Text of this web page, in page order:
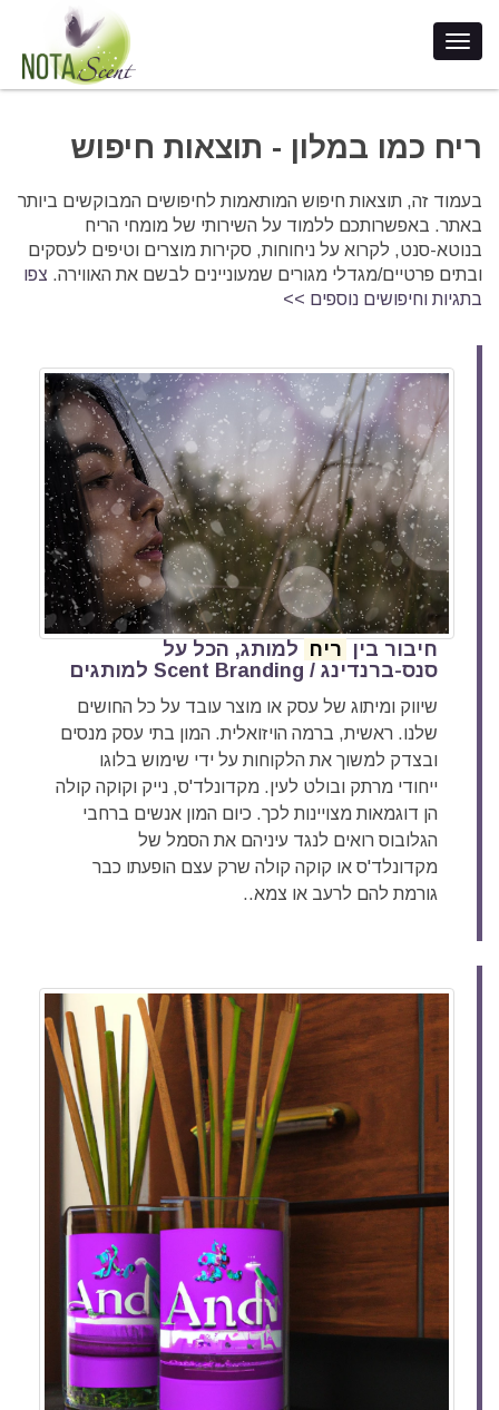
ריח כמו במלון - תוצאות חיפוש
בעמוד זה, תוצאות חיפוש המותאמות לחיפושים המבוקשים ביותר
באתר. באפשרותכם ללמוד על השירותי של מומחי הריח
בנוטא-סנט, לקרוא על ניחוחות, סקירות מוצרים וטיפים לעסקים
ובתים פרטיים/מגדלי מגורים שמעוניינים לבשם את האווירה. צפו
בתגיות וחיפושים נוספים >>
חיבור בין ריח למותג, הכל על
סנס-ברנדינג / Scent Branding למותגים
שיווק ומיתוג של עסק או מוצר עובד על כל החושים
שלנו. ראשית, ברמה הויזואלית. המון בתי עסק מנסים
ובצדק למשוך את הלקוחות על ידי שימוש בלוגו
ייחודי מרתק ובולט לעין. מקדונלד'ס, נייק וקוקה קולה
הן דוגמאות מצויינות לכך. כיום המון אנשים ברחבי
הגלובוס רואים לנגד עיניהם את הסמל של
מקדונלד'ס או קוקה קולה שרק עצם הופעתו כבר
גורמת להם לרעב או צמא..